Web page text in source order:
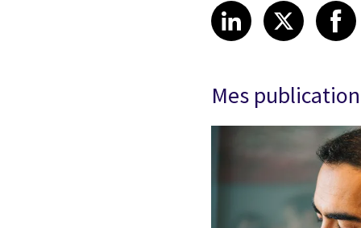
Share article
LinkedIn
Share
X
Mes